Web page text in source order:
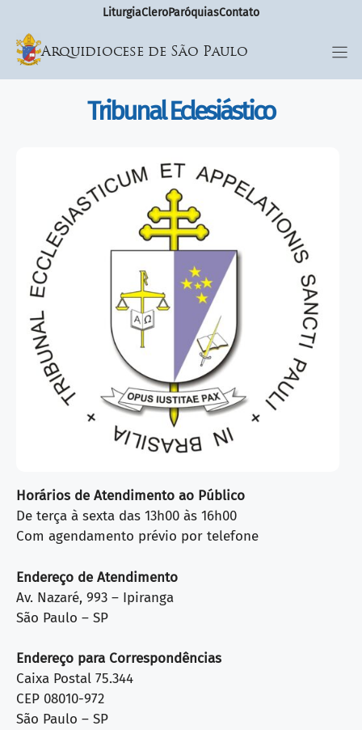
LiturgiaCleroParóquiasContato
Arquidiocese de São Paulo
Tribunal Eclesiástico
Horários de Atendimento ao Público
De terça à sexta das 13h00 às 16h00
Com agendamento prévio por telefone
Endereço de Atendimento
Av. Nazaré, 993 – Ipiranga
São Paulo – SP
Endereço para Correspondências
Caixa Postal 75.344
CEP 08010-972
São Paulo – SP